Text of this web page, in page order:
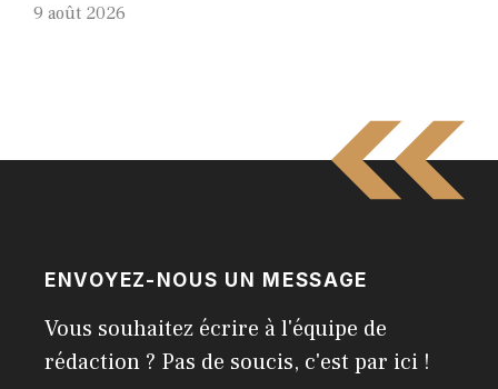
9 août 2026
ENVOYEZ-NOUS UN MESSAGE
Vous souhaitez écrire à l'équipe de
rédaction ? Pas de soucis, c'est par ici !